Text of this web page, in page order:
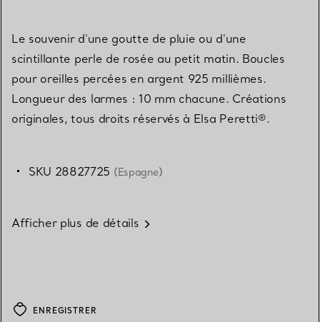
Le souvenir d'une goutte de pluie ou d'une
scintillante perle de rosée au petit matin. Boucles
pour oreilles percées en argent 925 millièmes.
Longueur des larmes : 10 mm chacune. Créations
originales, tous droits réservés à Elsa Peretti®.
SKU 28827725 (Espagne)
Afficher plus de détails
ENREGISTRER